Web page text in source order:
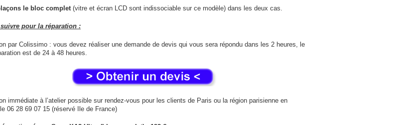
le bloc complet (vitre et écran LCD sont indissociable sur ce modèle) dans les deux cas.
pour la réparation :
par Colissimo : vous devez réaliser une demande de devis qui vous sera répondu dans les 2 heures, le
est de 24 à 48 heures.
immédiate à l’atelier possible sur rendez-vous pour les clients de Paris ou la région parisienne en
06 28 69 07 15 (réservé Ile de France)